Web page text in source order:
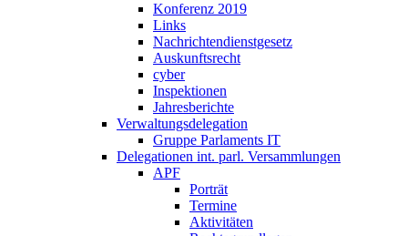
Konferenz 2019
Links
Nachrichtendienstgesetz
Auskunftsrecht
cyber
Inspektionen
Jahresberichte
Verwaltungsdelegation
Gruppe Parlaments IT
Delegationen int. parl. Versammlungen
APF
Porträt
Termine
Aktivitäten